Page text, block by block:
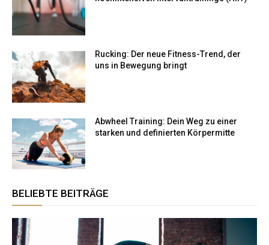
Rucking: Der neue Fitness-Trend, der
uns in Bewegung bringt
Abwheel Training: Dein Weg zu einer
starken und definierten Körpermitte
BELIEBTE BEITRÄGE